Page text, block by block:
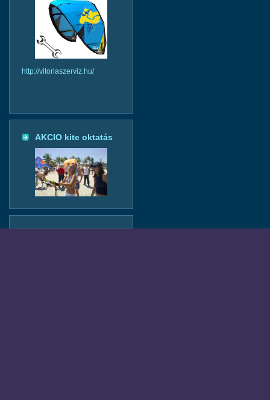
http://vitorlaszerviz.hu/
AKCIO kite oktatás